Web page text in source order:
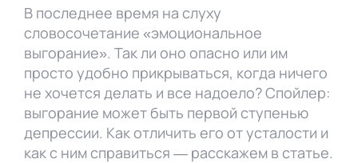
В последнее время на слуху
словосочетание «эмоциональное
выгорание». Так ли оно опасно или им
просто удобно прикрываться, когда ничего
не хочется делать и все надоело? Спойлер:
выгорание может быть первой ступенью
депрессии. Как отличить его от усталости и
как с ним справиться — расскажем в статье.